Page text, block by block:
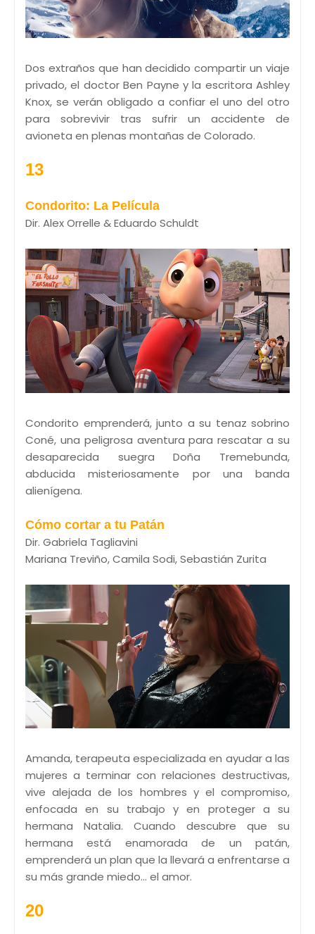
Dos extraños que han decidido compartir un viaje
privado, el doctor Ben Payne y la escritora Ashley
Knox, se verán obligado a confiar el uno del otro
para sobrevivir tras sufrir un accidente de
avioneta en plenas montañas de Colorado.
13
Condorito: La Película
Dir. Alex Orrelle & Eduardo Schuldt
Condorito emprenderá, junto a su tenaz sobrino
Coné, una peligrosa aventura para rescatar a su
desaparecida suegra Doña Tremebunda,
abducida misteriosamente por una banda
alienígena.
Cómo cortar a tu Patán
Dir. Gabriela Tagliavini
Mariana Treviño, Camila Sodi, Sebastián Zurita
Amanda, terapeuta especializada en ayudar a las
mujeres a terminar con relaciones destructivas,
vive alejada de los hombres y el compromiso,
enfocada en su trabajo y en proteger a su
hermana Natalia. Cuando descubre que su
hermana está enamorada de un patán,
emprenderá un plan que la llevará a enfrentarse a
su más grande miedo... el amor.
20